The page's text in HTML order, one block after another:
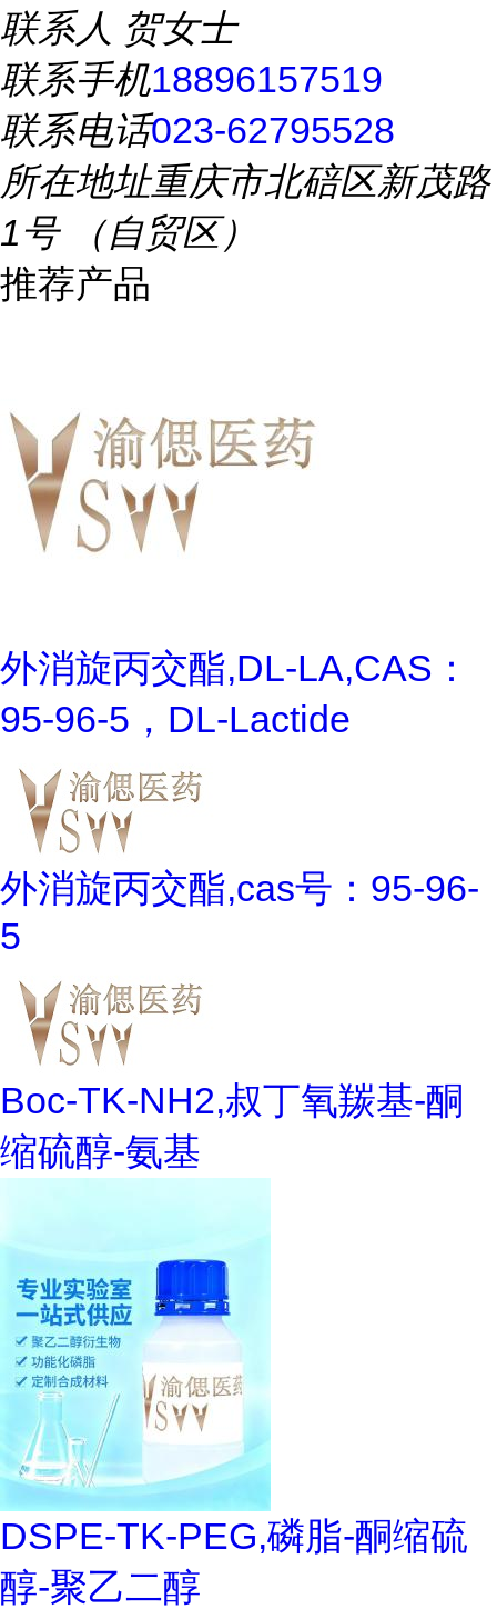
联系人 贺女士
联系手机18896157519
联系电话023-62795528
所在地址重庆市北碚区新茂路
1号 （自贸区）
推荐产品
外消旋丙交酯,DL-LA,CAS：
95-96-5，DL-Lactide
外消旋丙交酯,cas号：95-96-
5
Boc-TK-NH2,叔丁氧羰基-酮
缩硫醇-氨基
DSPE-TK-PEG,磷脂-酮缩硫
醇-聚乙二醇